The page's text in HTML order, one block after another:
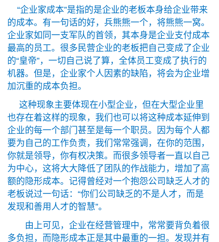
“企业家成本”是指的是企业的老板本身给企业带来
的成本。有一句话的好，兵熊熊一个，将熊熊一窝。
企业家如同一支军队的首领，其本身是企业支付成本
最高的员工。很多民营企业的老板把自己变成了企业
的“皇帝”，一切自己说了算，全体员工变成了执行的
机器。但是，企业家个人因素的缺陷，将会为企业增
加沉重的成本负担。
这种现象主要体现在小型企业，但在大型企业里
也存在着这样的现象，我们也可以将这种成本延伸到
企业的每一个部门甚至是每一个职员。因为每个人都
要为自己的工作负责，我们常常强调，在你的范围，
你就是领导，你有权决策。而很多领导者一直以自己
为中心，这将大大降低了团队的作战能力，增加了高
额的隐形成本。记得曾经对一个抱怨公司缺乏人才的
老板说过一句话：“你们公司缺乏的不是人才，而是
发现和善用人才的智慧”。
由上可见，企业在经营管理中，常常要背负着很
多负担，而隐形成本正是其中最重的一担。发现并有